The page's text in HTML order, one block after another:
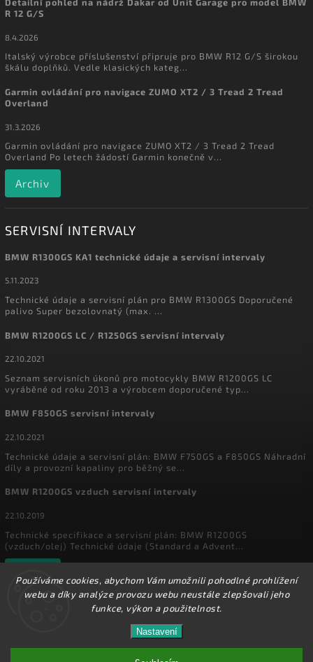
Používáme cookies, abychom Vám umožnili pohodlné prohlížení
webu a díky analýze provozu webu neustále zlepšovali jeho
funkce, výkon a použitelnost.
Nastavení
Ve dnech 1.8. - 16.8. 2026 máme zavřeno. Eshop
zůstává v provozu, objednávky budeme zpracovávat
17.8.2026. Děkujeme za pochopení.
Detailní pohled na nádrž Dakar od Unit Garage pro model BMW
R 12 G/S
8.4.2026
Italský výrobce příslušenství připruje pro BMW R12 G/S širokou
škálu doplňků. Vedle klasických kateg...
Garmin ovládání pro navigace ZUMO XT2 / 3 Tread 2 Tread
Overland
31.3.2026
Garmin ovládání pro navigace ZUMO XT2 / 3 Tread 2 Tread
Overland Po letech žádostí Garmin konečně v...
Archiv
SERVISNÍ INTERVALY
BMW R1300GS KA1 technické údaje a servisní intervaly
5.11.2023
Technické údaje a servisní plán pro BMW R1300GS Doporučené
palivo Super bezolovnatý (max. ...
BMW R1200GS LC / R1250GS servisní intervaly
22.10.2021
Seznam servisních úkonů pro motocykly BMW R1200GS LC
vyráběné od roku 2013 a výrobcem doporučené typ...
BMW F850GS servisní intervaly
22.10.2021
Technické údaje a servisní plán: BMW F750GS a F850GS Náhradní
díly a provozní kapaliny pro běžný se...
BMW R1200GS vzduch servisní intervaly
22.10.2019
Technické specifikace a servisní plán: BMW R1200GS
(vzduch/olej) Technické údaje (Standard a Advent...
MyEnduro . Všechna práva vyhrazena.
Upravit nastavení cookies